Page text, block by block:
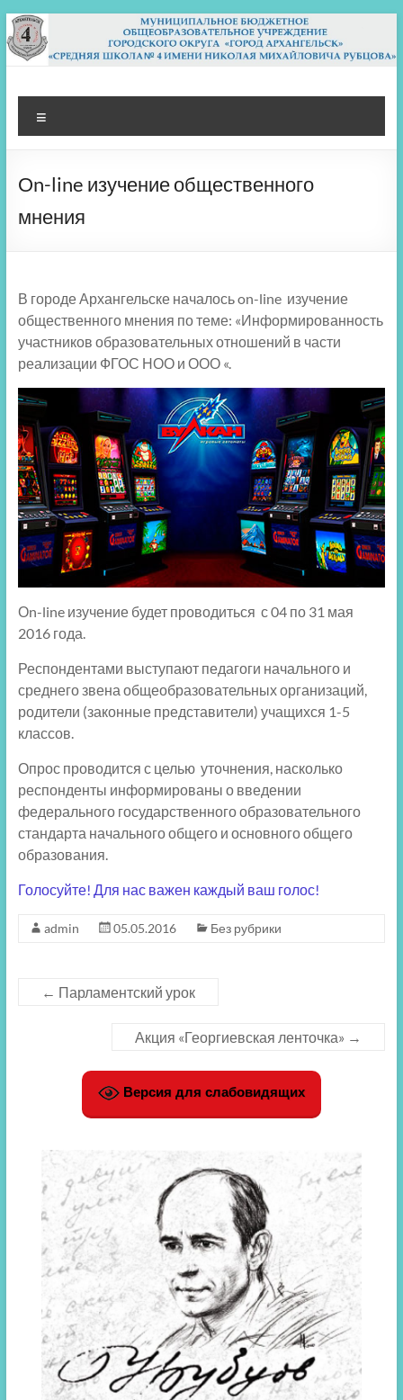
Перейти
к
содержимому
МБОУ СШ 4
Архангельск
Оn-line изучение общественного
мнения
В городе Архангельске началось on-line изучение
общественного мнения по теме: «Информированность
участников образовательных отношений в части
реализации ФГОС НОО и ООО «.
Оn-line изучение будет проводиться с 04 по 31 мая
2016 года.
Респондентами выступают педагоги начального и
среднего звена общеобразовательных организаций,
родители (законные представители) учащихся 1-5
классов.
Опрос проводится с целью уточнения, насколько
респонденты информированы о введении
федерального государственного образовательного
стандарта начального общего и основного общего
образования.
Голосуйте! Для нас важен каждый ваш голос!
admin 05.05.2016 Без рубрики
← Парламентский урок
Акция «Георгиевская ленточка» →
Версия для слабовидящих